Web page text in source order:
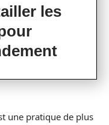
les
une pratique de plus